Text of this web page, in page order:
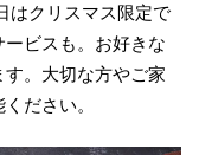
はクリスマス限定で
ビスも。お好きな
。大切な方やご家
ださい。